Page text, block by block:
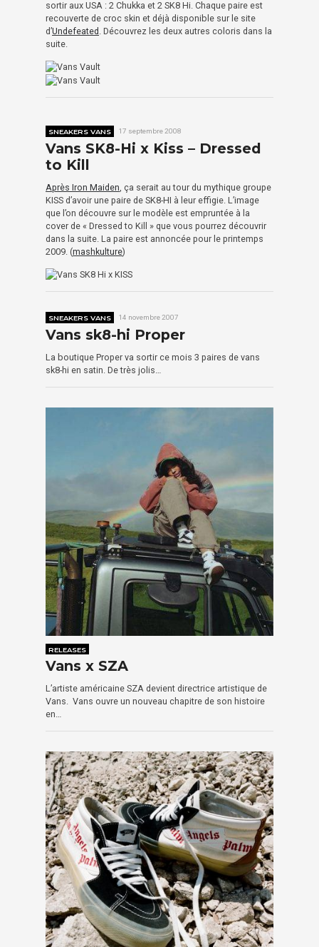
sortir aux USA : 2 Chukka et 2 SK8 Hi. Chaque paire est
recouverte de croc skin et déjà disponible sur le site
d’Undefeated . Découvrez les deux autres coloris dans la
suite.
SNEAKERS VANS 17 septembre 2008
Vans SK8-Hi x Kiss – Dressed
to Kill
Après Iron Maiden , ça serait au tour du mythique groupe
KISS d’avoir une paire de SK8-HI à leur effigie. L’image
que l’on découvre sur le modèle est empruntée à la
cover de « Dressed to Kill » que vous pourrez découvrir
dans la suite. La paire est annoncée pour le printemps
2009. (mashkulture)
SNEAKERS VANS 14 novembre 2007
Vans sk8-hi Proper
La boutique Proper va sortir ce mois 3 paires de vans
sk8-hi en satin. De très jolis…
RELEASES
Vans x SZA
L’artiste américaine SZA devient directrice artistique de
Vans. Vans ouvre un nouveau chapitre de son histoire
en…